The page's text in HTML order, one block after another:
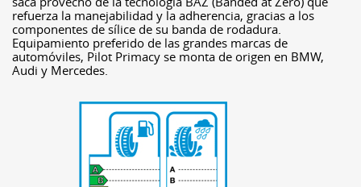
refuerza la manejabilidad y la adherencia, gracias a los
componentes de sílice de su banda de rodadura.
Equipamiento preferido de las grandes marcas de
automóviles, Pilot Primacy se monta de origen en BMW,
Audi y Mercedes.